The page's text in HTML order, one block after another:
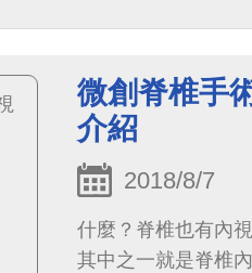
微創脊椎手
介紹
2018/8/7
什麼？脊椎也有內
其中之一就是脊椎